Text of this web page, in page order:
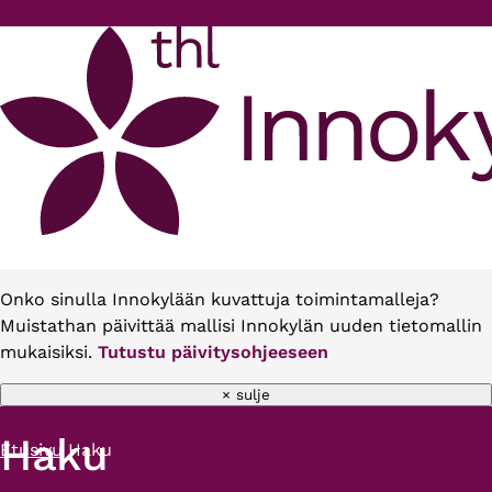
Onko sinulla Innokylään kuvattuja toimintamalleja?
Muistathan päivittää mallisi Innokylän uuden tietomallin
mukaisiksi. Tutustu päivitysohjeeseen
× sulje
Murupolku
Etusivu Haku
Haku